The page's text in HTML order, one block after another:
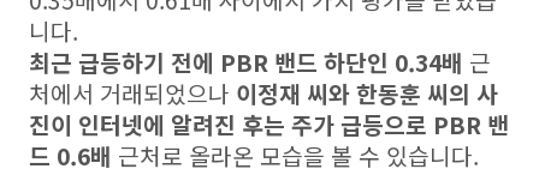
니다.
최근 급등하기 전에 PBR 밴드 하단인 0.34배 근
처에서 거래되었으나 이정재 씨와 한동훈 씨의 사
진이 인터넷에 알려진 후는 주가 급등으로 PBR 밴
드 0.6배 근처로 올라온 모습을 볼 수 있습니다.